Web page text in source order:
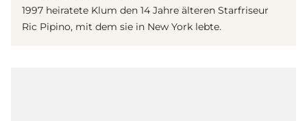
1997 heiratete Klum den 14 Jahre älteren Starfriseur
Ric Pipino, mit dem sie in New York lebte.